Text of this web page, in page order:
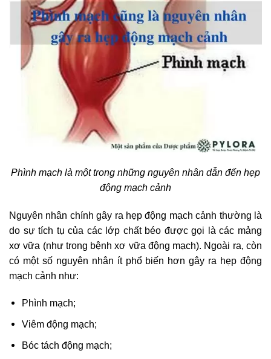
Phình mạch là một trong những nguyên nhân dẫn đến hẹp
động mạch cảnh
Nguyên nhân chính gây ra hẹp động mạch cảnh thường là
do sự tích tụ của các lớp chất béo được gọi là các mảng
xơ vữa (như trong bệnh xơ vữa động mạch). Ngoài ra, còn
có một số nguyên nhân ít phổ biến hơn gây ra hẹp động
mạch cảnh như:
Phình mạch;
Viêm động mạch;
Bóc tách động mạch;